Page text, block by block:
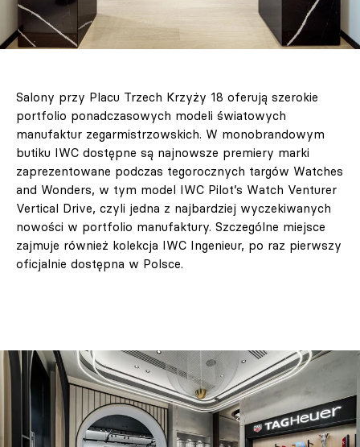
Salony przy Placu Trzech Krzyży 18 oferują szerokie
portfolio ponadczasowych modeli światowych
manufaktur zegarmistrzowskich. W monobrandowym
butiku IWC dostępne są najnowsze premiery marki
zaprezentowane podczas tegorocznych targów Watches
and Wonders, w tym model IWC Pilot’s Watch Venturer
Vertical Drive, czyli jedna z najbardziej wyczekiwanych
nowości w portfolio manufaktury. Szczególne miejsce
zajmuje również kolekcja IWC Ingenieur, po raz pierwszy
oficjalnie dostępna w Polsce.